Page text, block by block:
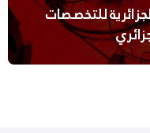
للتخصصات